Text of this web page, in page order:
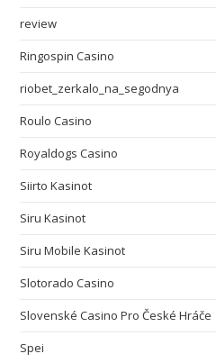
review
Ringospin Casino
riobet_zerkalo_na_segodnya
Roulo Casino
Royaldogs Casino
Siirto Kasinot
Siru Kasinot
Siru Mobile Kasinot
Slotorado Casino
Slovenské Casino Pro České Hráče
Spei